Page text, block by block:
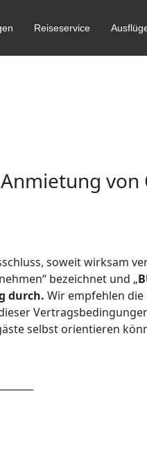
Reiseservice
von
soweit wirksam
bezeichnet und „
durch. Wir empfehlen
selbst orientieren